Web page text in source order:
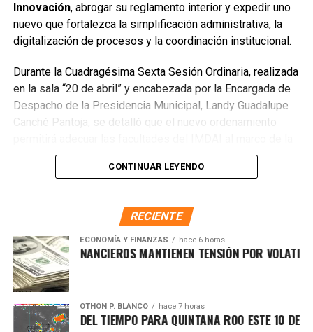
que el saneamiento concluirá en dos días.
Finalmente, las Unidades Verdes de SIRESOL Cancún
convertirse en punto de disposición ilegal de basura. El
Ayuntamiento exhortó a la ciudadanía a reportar estas
prácticas y sumarse al esfuerzo colectivo para mantener
un Cancún limpio y con prosperidad compartida.
Fuente: 5to Poder Agencia de Noticias
Innovación, abrogar su reglamento interior y expedir uno
nuevo que fortalezca la simplificación administrativa, la
digitalización de procesos y la coordinación institucional.
Durante la Cuadragésima Sexta Sesión Ordinaria, realizada
en la sala “20 de abril” y encabezada por la Encargada de
Despacho de la Presidencia Municipal, Landy Guadalupe
Canché Pantoja, se detalló que el nuevo ordenamiento
Ley Nacional para Eliminar Trámites Burocráticos
mediante la instauración de la Autoridad Municipal de
Simplificación y Digitalización. Con ello, se busca agilizar
trámites, reducir cargas administrativas y mejorar la
CONTINUAR LEYENDO
RECIENTE
ECONOMÍA Y FINANZAS hace 6 horas
MERCADOS FINANCIEROS MANTIENEN TENSIÓN POR
OTHON P. BLANCO hace 7 horas
PRONÓSTICO DEL TIEMPO PARA QUINTANA ROO ESTE 10 DE